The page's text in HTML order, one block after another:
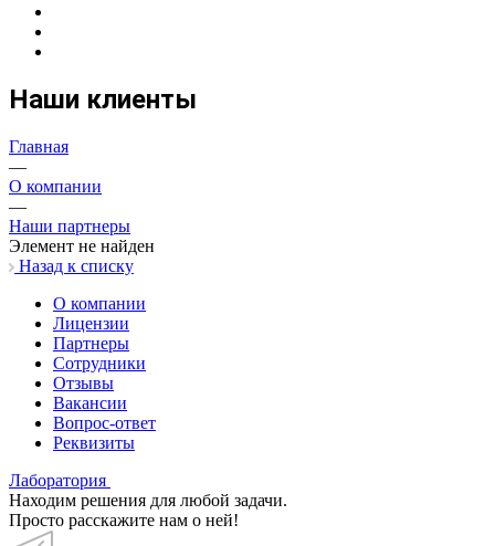
Наши клиенты
Главная
—
О компании
—
Наши партнеры
Элемент не найден
Назад к списку
О компании
Лицензии
Партнеры
Сотрудники
Отзывы
Вакансии
Вопрос-ответ
Реквизиты
Лаборатория
Находим решения для любой задачи.
Просто расскажите нам о ней!